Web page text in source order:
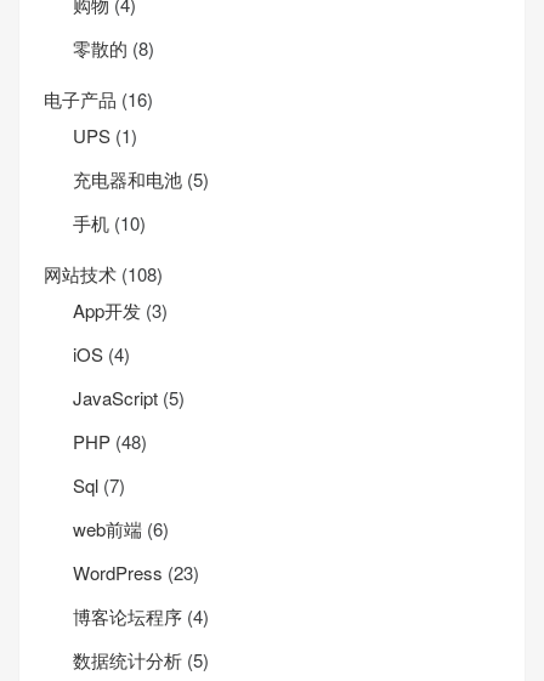
零散的 (8)
电子产品 (16)
UPS (1)
充电器和电池 (5)
手机 (10)
网站技术 (108)
App开发 (3)
iOS (4)
JavaScript (5)
PHP (48)
Sql (7)
web前端 (6)
WordPress (23)
博客论坛程序 (4)
数据统计分析 (5)